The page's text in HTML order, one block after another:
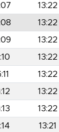
13:22
13:22
13:22
13:22
13:22
13:22
13:22
13:21